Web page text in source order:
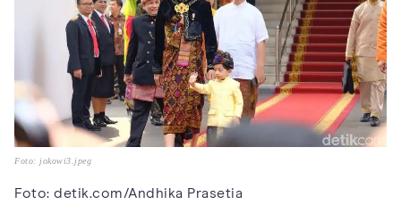
Foto: jokowi3.jpeg
Foto: detik.com/Andhika Prasetia